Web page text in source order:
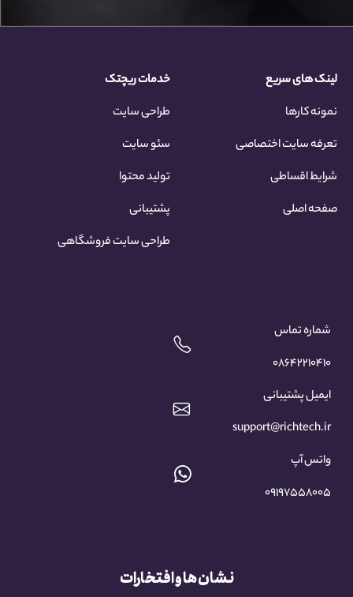
لینک های سریع
نمونه کارها
تعرفه سایت اختصاصی
شرایط اقساطی
صفحه اصلی
خدمات ریچتک
طراحی سایت
سئو سایت
تولید محتوا
پشتیبانی
طراحی سایت فروشگاهی
شماره تماس
۰۸۶۴۲۲۱۰۴۱۰
ایمیل پشتیبانی
support@richtech.ir
واتس آپ
۰۹۱۹۷۵۵۸۰۰۵
نشان ها و افتخارات